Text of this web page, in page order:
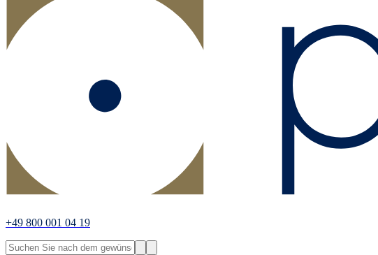
+49 800 001 04 19